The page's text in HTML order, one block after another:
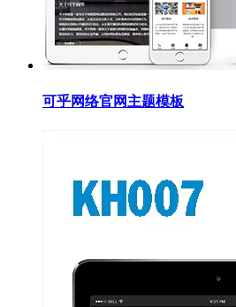
可乎网络官网主题模板